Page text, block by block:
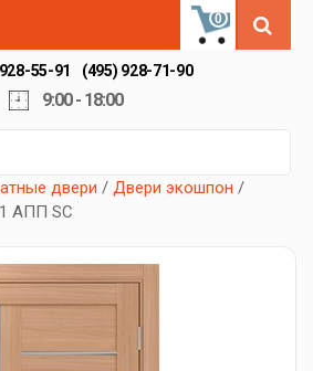
0
55-91 (495) 928-71-90
9:00 - 18:00
двери / Двери экошпон /
АПП SC